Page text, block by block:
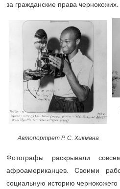
за гражданские права чернокожих.
Автопортрет Р. С. Хикмана
Фотографы раскрывали
афроамериканцев. Своими
социальную историю